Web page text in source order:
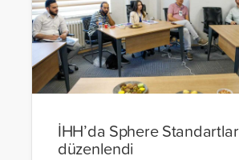
İHH’da Sphere
düzenlendi